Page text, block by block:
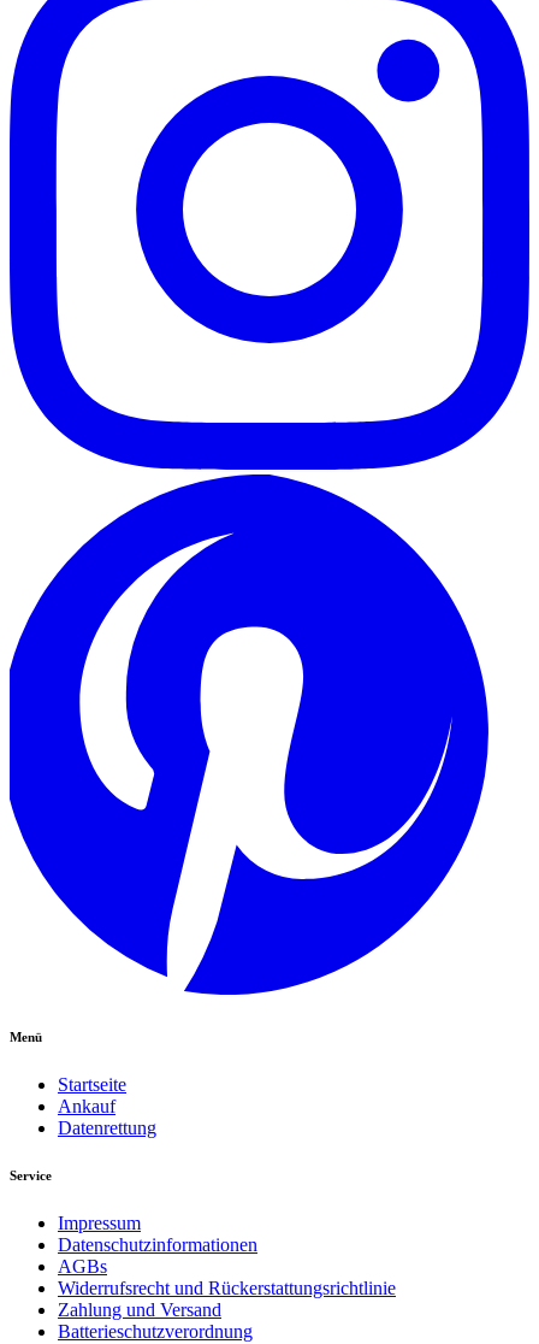
Menü
Startseite
Ankauf
Datenrettung
Service
Impressum
Datenschutzinformationen
AGBs
Widerrufsrecht und Rückerstattungsrichtlinie
Zahlung und Versand
Batterieschutzverordnung